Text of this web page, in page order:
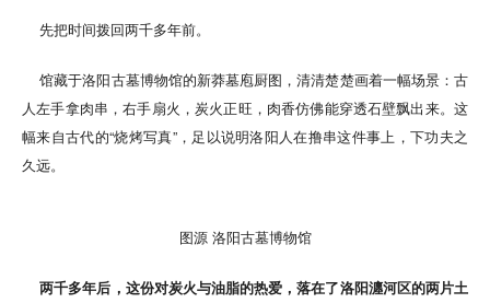
先把时间拨回两千多年前。
馆藏于洛阳古墓博物馆的新莽墓庖厨图，清清楚楚画着一幅场景：古
人左手拿肉串，右手扇火，炭火正旺，肉香仿佛能穿透石壁飘出来。这
幅来自古代的“烧烤写真”，足以说明洛阳人在撸串这件事上，下功夫之
久远。
图源 洛阳古墓博物馆
两千多年后，这份对炭火与油脂的热爱，落在了洛阳瀍河区的两片土